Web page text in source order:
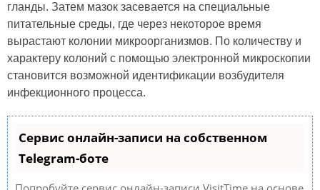
гланды. Затем мазок засевается на специальные
питательные среды, где через некоторое время
вырастают колонии микроорганизмов. По количеству и
характеру колоний с помощью электронной микроскопии
становится возможной идентификации возбудителя
инфекционного процесса.
Сервис онлайн-записи на собственном
Telegram-боте